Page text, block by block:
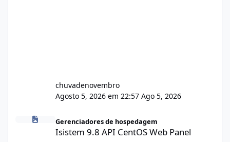
chuvadenovembro
Agosto 5, 2026 em 22:57 Ago 5, 2026
Isistem 9.8 API CentOS Web Panel
Gerenciadores de hospedagem
Isistem 9.8 API CentOS Web Panel